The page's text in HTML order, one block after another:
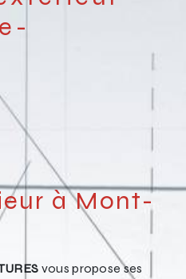
à Mont-
vous propose ses